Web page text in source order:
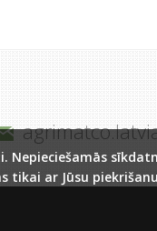
Nepieciešamās
tikai ar Jūsu